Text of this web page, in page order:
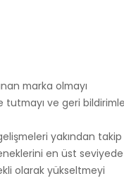
marka olmayı
ve geri
yakından
en üst
olarak yükseltmeyi